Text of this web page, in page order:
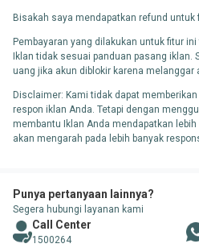
Bisakah saya mendapatkan refund untuk
Pembayaran yang dilakukan untuk fitur
Iklan tidak sesuai panduan pasang iklan.
uang jika akun diblokir karena melanggar
Disclaimer: Kami tidak dapat
respon iklan Anda. Tetapi dengan
membantu Iklan Anda mendapatkan
akan mengarah pada lebih banyak
Punya pertanyaan lainnya?
Segera hubungi layanan kami
Call Center
1500264